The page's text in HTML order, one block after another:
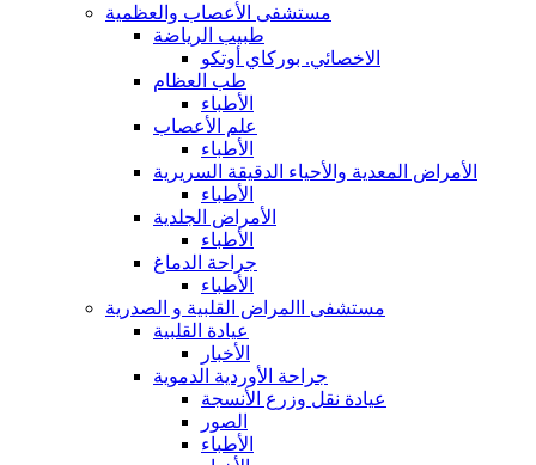
مستشفى الأعصاب والعظمية
طبيب الرياضة
الاخصائي. بوركاي أوتكو
طب العظام
الأطباء
علم الأعصاب
الأطباء
الأمراض المعدية والأحياء الدقيقة السريرية
الأطباء
الأمراض الجلدية
الأطباء
جراحة الدماغ
الأطباء
مستشفى االمراض القلبية و الصدرية
عيادة القلبية
الأخبار
جراحة الأوردية الدموية
عيادة نقل وزرع الأنسجة
الصور
الأطباء